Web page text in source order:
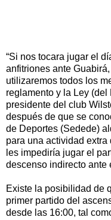
“Si nos tocara jugar el
anfitriones ante
utilizaremos todos los
reglamento y la Ley (del
presidente del club
después de que se
de Deportes (Sedede)
para una actividad
les impediría jugar el
descenso indirecto ante
Existe la posibilidad de
primer partido del
desde las 16:00, tal